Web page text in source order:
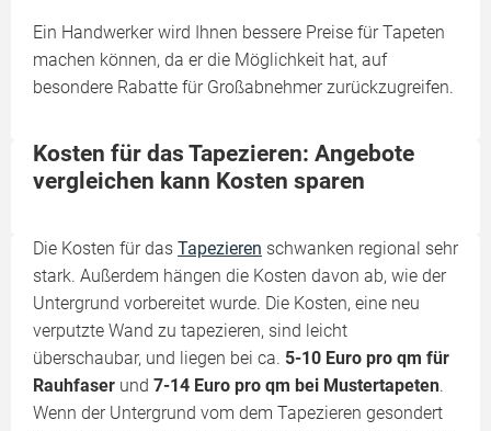
Ein Handwerker wird Ihnen bessere Preise für Tapeten
machen können, da er die Möglichkeit hat, auf
besondere Rabatte für Großabnehmer zurückzugreifen.
Kosten für das Tapezieren: Angebote
vergleichen kann Kosten sparen
Die Kosten für das Tapezieren schwanken regional sehr
stark. Außerdem hängen die Kosten davon ab, wie der
Untergrund vorbereitet wurde. Die Kosten, eine neu
verputzte Wand zu tapezieren, sind leicht
überschaubar, und liegen bei ca. 5-10 Euro pro qm für
Rauhfaser und 7-14 Euro pro qm bei Mustertapeten.
Wenn der Untergrund vom dem Tapezieren gesondert